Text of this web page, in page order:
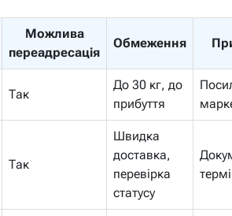
Можлива
переадресація
Обмеження
Так
До 30 кг, до
прибуття
Так
Швидка
доставка,
перевірка
статусу